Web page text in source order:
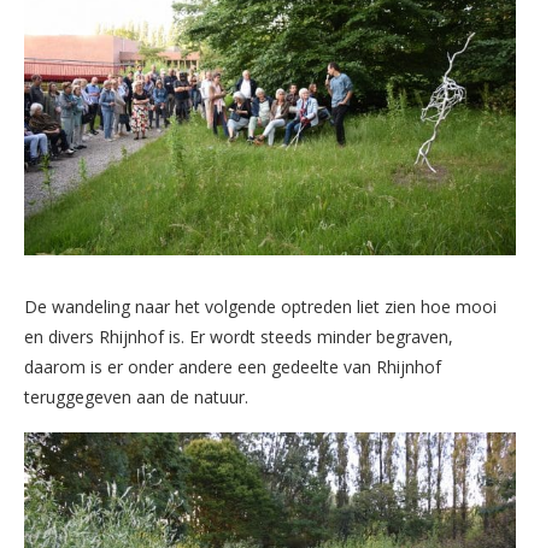
De wandeling naar het volgende optreden liet zien hoe mooi
en divers Rhijnhof is. Er wordt steeds minder begraven,
daarom is er onder andere een gedeelte van Rhijnhof
teruggegeven aan de natuur.